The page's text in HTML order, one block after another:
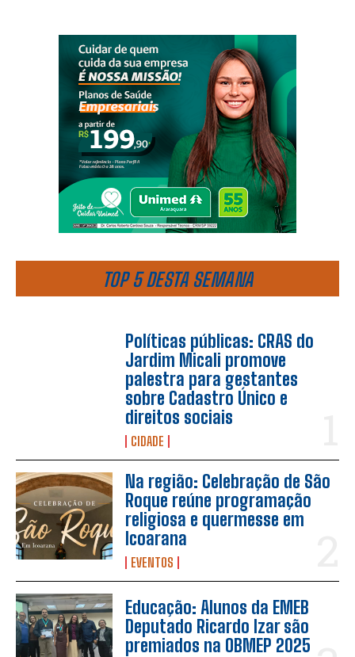
TOP 5 DESTA SEMANA
Políticas públicas: CRAS do
Jardim Micali promove
palestra para gestantes
sobre Cadastro Único e
direitos sociais
CIDADE
Na região: Celebração de São
Roque reúne programação
religiosa e quermesse em
Icoarana
EVENTOS
Educação: Alunos da EMEB
Deputado Ricardo Izar são
premiados na OBMEP 2025